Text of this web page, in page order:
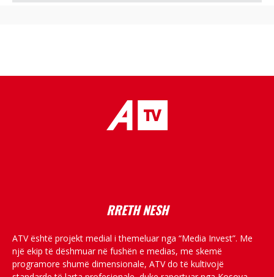
RRETH NESH
ATV është projekt medial i themeluar nga “Media Invest”. Me
një ekip të dëshmuar në fushën e medias, me skemë
programore shumë dimensionale, ATV do të kultivojë